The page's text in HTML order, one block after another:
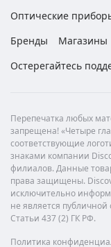
Оптические
Бренды
Магазины
Остерегайтесь
Перепечатка любых
запрещена! «Четыре
соответствующие
знаками компании
филиалов. Данные
права защищены.
исключительно
не является
Статьи 437 (2) ГК РФ.
Политика